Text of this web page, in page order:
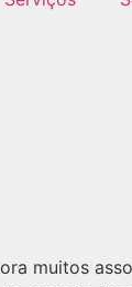
muitos